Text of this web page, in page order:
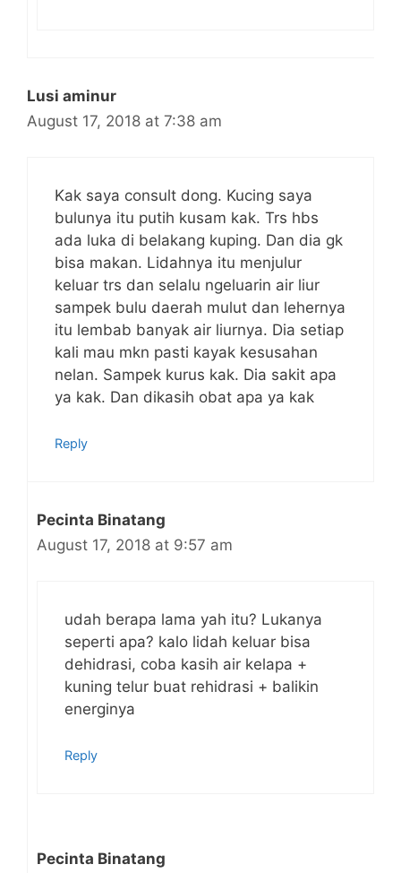
Lusi aminur
August 17, 2018 at 7:38 am
Kak saya consult dong. Kucing saya
bulunya itu putih kusam kak. Trs hbs
ada luka di belakang kuping. Dan dia gk
bisa makan. Lidahnya itu menjulur
keluar trs dan selalu ngeluarin air liur
sampek bulu daerah mulut dan lehernya
itu lembab banyak air liurnya. Dia setiap
kali mau mkn pasti kayak kesusahan
nelan. Sampek kurus kak. Dia sakit apa
ya kak. Dan dikasih obat apa ya kak
Reply
Pecinta Binatang
August 17, 2018 at 9:57 am
udah berapa lama yah itu? Lukanya
seperti apa? kalo lidah keluar bisa
dehidrasi, coba kasih air kelapa +
kuning telur buat rehidrasi + balikin
energinya
Reply
Pecinta Binatang